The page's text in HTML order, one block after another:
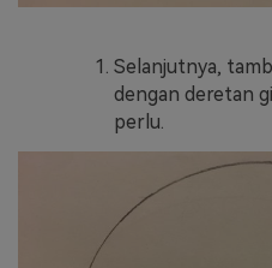
Selanjutnya,
dengan deretan
perlu.